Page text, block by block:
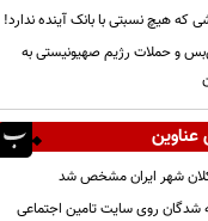
که هیچ نسبتی با بانک آینده ندارد!
و حملات رژیم صهیونیستی به
شهر ایران مشخص شد
شدگان روی سایت تامین اجتماعی